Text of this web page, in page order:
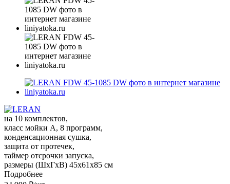
на 10 комплектов,
класс мойки A, 8 программ,
конденсационная сушка,
защита от протечек,
таймер отсрочки запуска,
размеры (ШxГxВ) 45x61x85 см
Подробнее